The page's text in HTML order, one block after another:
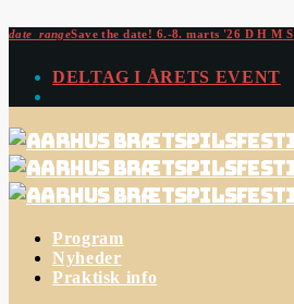
date_rangeSave the date! 6.-8. marts '26 D H M S
DELTAG I ÅRETS EVENT
Program
Nyheder
Praktisk info